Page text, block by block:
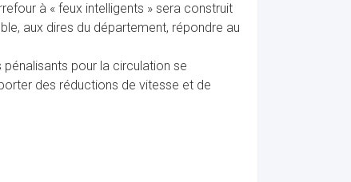
à « feux intelligents » sera construit
aux dires du département, répondre au
pour la circulation se
des réductions de vitesse et de